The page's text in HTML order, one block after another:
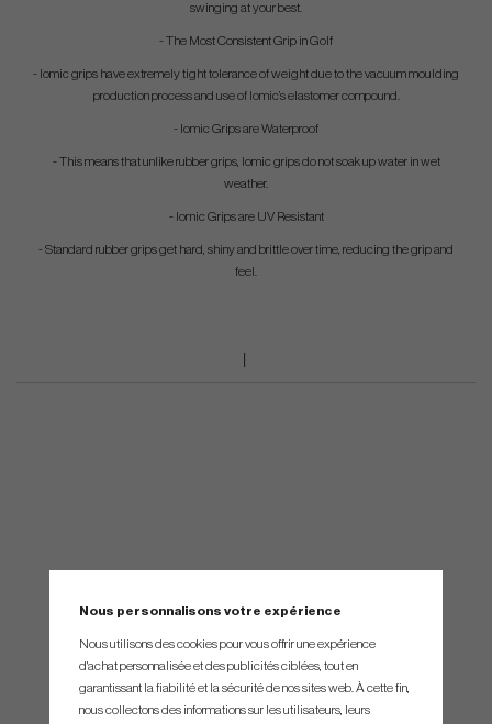
swinging at your best.
- The Most Consistent Grip in Golf
- Iomic grips have extremely tight tolerance of weight due to the vacuum moulding
production process and use of Iomic’s elastomer compound.
- Iomic Grips are Waterproof
- This means that unlike rubber grips, Iomic grips do not soak up water in wet
weather.
- Iomic Grips are UV Resistant
- Standard rubber grips get hard, shiny and brittle over time, reducing the grip and
feel.
Nous personnalisons votre expérience
Nous utilisons des cookies pour vous offrir une expérience
d'achat personnalisée et des publicités ciblées, tout en
garantissant la fiabilité et la sécurité de nos sites web. À cette fin,
nous collectons des informations sur les utilisateurs, leurs